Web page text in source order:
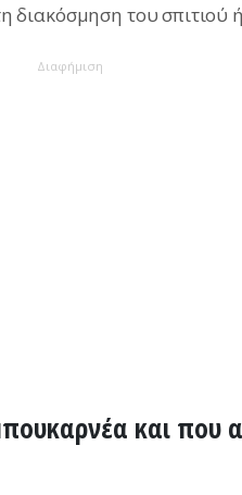
του σπιτιού
Διαφήμιση
και που